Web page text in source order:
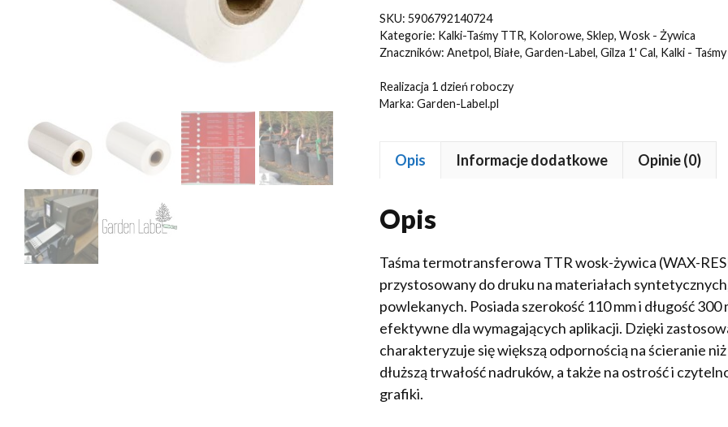
TTR
wosk-
żywica
RESIN)
SKU: 5906792140724
Kategorie: Kalki-Taśmy TTR, Kolorowe, Sklep, Wosk - Żywica
Znaczników: Anetpol, Białe, Garden-Label, Gilza 1' Cal, Kalki -
Realizacja 1 dzień roboczy
Marka: Garden-Label.pl
Opis Informacje dodatkowe Opinie (0)
Opis
Taśma termotransferowa TTR wosk-żywica (WAX-
przystosowany do druku na materiałach
powlekanych. Posiada szerokość 110 mm i długość
efektywne dla wymagających aplikacji. Dzięki
charakteryzuje się większą odpornością na ścieranie
dłuższą trwałość nadruków, a także na ostrość i
grafiki.